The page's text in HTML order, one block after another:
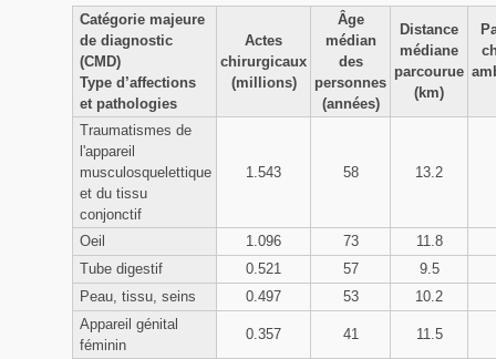
Catégorie majeure
de diagnostic
(CMD)
Type d’affections
et pathologies
Actes
chirurgicaux
(millions)
Âge
médian
des
personnes
(années)
Distance
médiane
parcourue
(km)
Traumatismes de
l'appareil
musculosquelettique
et du tissu
conjonctif
1.543 58 13.2
Oeil 1.096 73
11.8
Tube digestif
0.521 57
9.5
Peau, tissu, seins
0.497 53
10.2
Appareil génital
féminin
0.357 41 11.5